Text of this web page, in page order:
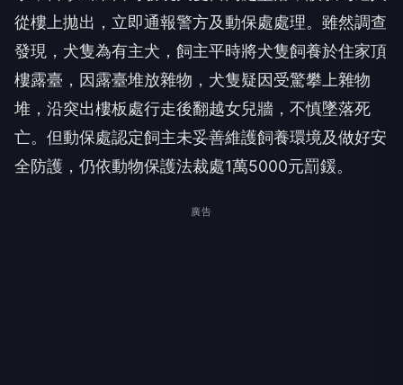
從樓上拋出，立即通報警方及動保處處理。雖然調查
發現，犬隻為有主犬，飼主平時將犬隻飼養於住家頂
樓露臺，因露臺堆放雜物，犬隻疑因受驚攀上雜物
堆，沿突出樓板處行走後翻越女兒牆，不慎墜落死
亡。但動保處認定飼主未妥善維護飼養環境及做好安
全防護，仍依動物保護法裁處1萬5000元罰鍰。
廣告